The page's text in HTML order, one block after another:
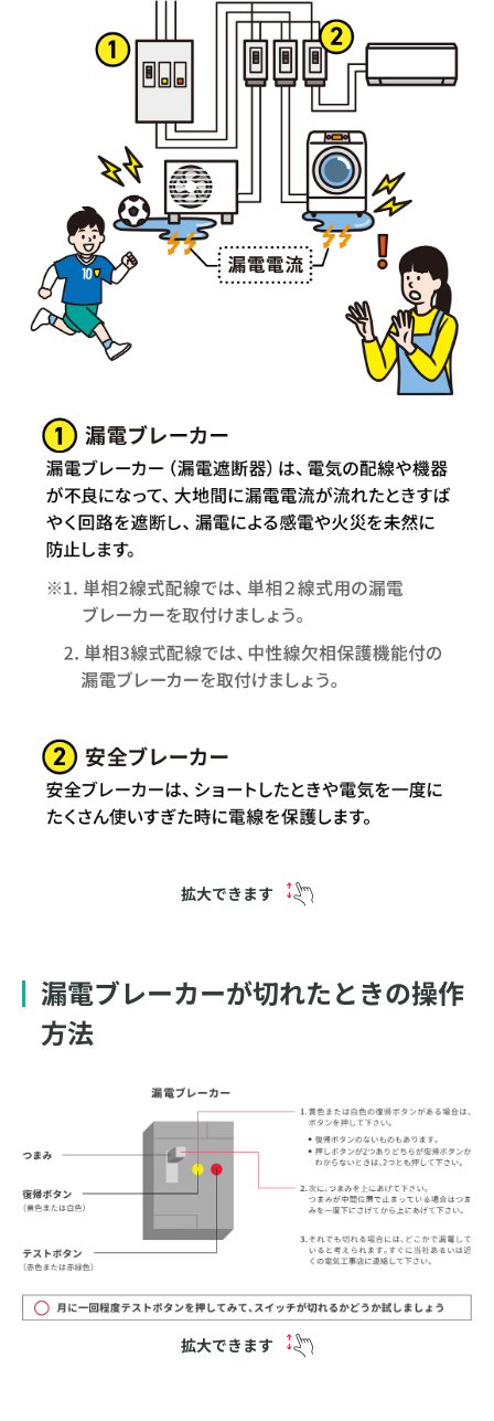
拡大できます
漏電ブレーカーが切れたときの操作
方法
拡大できます